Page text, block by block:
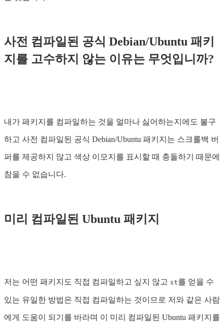
사전 컴파일된 공식 Debian/Ubuntu 패키
지를 고수하지 않는 이유는 무엇입니까?
내가 패키지를 컴파일하는 것을 얼마나 싫어하는지에도 불구
하고 사전 컴파일된 공식 Debian/Ubuntu 패키지는 스크롤백 버
퍼를 제공하지 않고 색상 이모지를 표시할 때 충돌하기 때문에
참을 수 없습니다.
미리 컴파일된 Ubuntu 패키지
저는 어떤 패키지도 직접 컴파일하고 싶지 않고 st를 얻을 수
있는 유일한 방법은 직접 컴파일하는 것이므로 저와 같은 사람
에게 도움이 되기를 바라며 이 미리 컴파일된 Ubuntu 패키지를